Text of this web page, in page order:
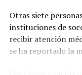
Otras siete
instituciones de
recibir atención
se ha reportado la